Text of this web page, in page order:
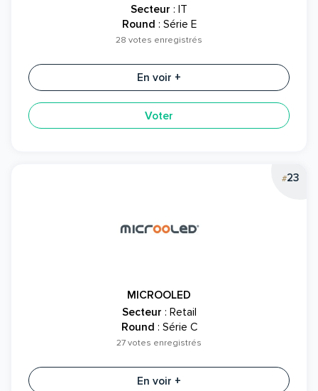
Secteur : IT
Round : Série E
28 votes enregistrés
En voir +
Voter
#23
MICROOLED
Secteur : Retail
Round : Série C
27 votes enregistrés
En voir +